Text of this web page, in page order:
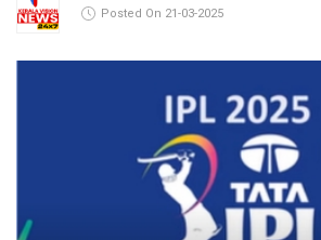
Posted On 21-03-2025